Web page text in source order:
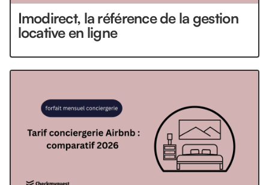
Imodirect, la référence de la gestion
locative en ligne